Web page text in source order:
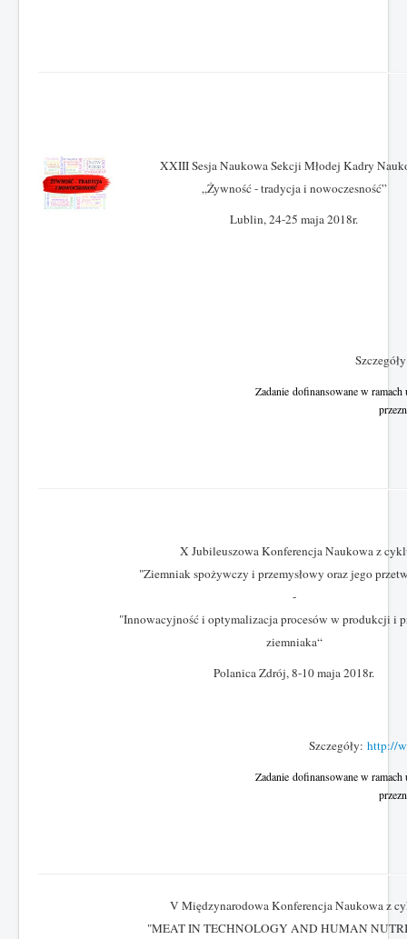
XXIII Sesja Naukowa Sekcji Młodej Kadry
„Żywność - tradycja i nowoczesność”
Lublin, 24-25 maja 2018r.
Zadanie dofinansowane w
X Jubileuszowa Konferencja Naukowa z
"Ziemniak spożywczy i przemysłowy oraz jego
-
"Innowacyjność i optymalizacja procesów w produkcji i
ziemniaka“
Polanica Zdrój, 8-10 maja 2018r.
Szczegóły: http://
Zadanie dofinansowane w
V Międzynarodowa Konferencja Naukowa z
"MEAT IN TECHNOLOGY AND HUMAN